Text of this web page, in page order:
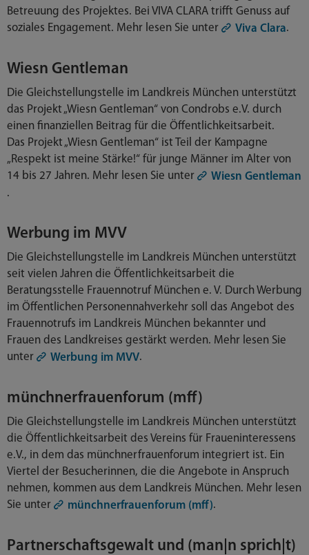
Betreuung des Projektes. Bei VIVA CLARA trifft Genuss auf
soziales Engagement. Mehr lesen Sie unter
Viva Clara.
Wiesn Gentleman
Die Gleichstellungstelle im Landkreis München unterstützt
das Projekt „Wiesn Gentleman“ von Condrobs e.V. durch
einen finanziellen Beitrag für die Öffentlichkeitsarbeit.
Das Projekt „Wiesn Gentleman“ ist Teil der Kampagne
„Respekt ist meine Stärke!“ für junge Männer im Alter von
14 bis 27 Jahren. Mehr lesen Sie unter
Wiesn Gentleman
.
Werbung im MVV
Die Gleichstellungstelle im Landkreis München unterstützt
seit vielen Jahren die Öffentlichkeitsarbeit die
Beratungsstelle Frauennotruf München e. V. Durch Werbung
im Öffentlichen Personennahverkehr soll das Angebot des
Frauennotrufs im Landkreis München bekannter und
Frauen des Landkreises gestärkt werden. Mehr lesen Sie
unter
Werbung im MVV.
münchnerfrauenforum (mff)
Die Gleichstellungstelle im Landkreis München unterstützt
die Öffentlichkeitsarbeit des Vereins für Fraueninteressens
e.V., in dem das münchnerfrauenforum integriert ist. Ein
Viertel der Besucherinnen, die die Angebote in Anspruch
nehmen, kommen aus dem Landkreis München. Mehr lesen
Sie unter
münchnerfrauenforum (mff).
Partnerschaftsgewalt und (man|n sprich|t)